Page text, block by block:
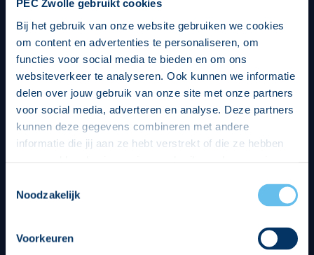
PEC Zwolle gebruikt cookies
Bij het gebruik van onze website gebruiken we cookies
om content en advertenties te personaliseren, om
functies voor social media te bieden en om ons
websiteverkeer te analyseren. Ook kunnen we informatie
delen over jouw gebruik van onze site met onze partners
voor social media, adverteren en analyse. Deze partners
kunnen deze gegevens combineren met andere
informatie die jij aan ze hebt verstrekt of die ze hebben
op een veilige en integere wijze. Je kunt je toestemming
beheren op de privacy- en cookieverklaring pagina.
Noodzakelijk
Voorkeuren